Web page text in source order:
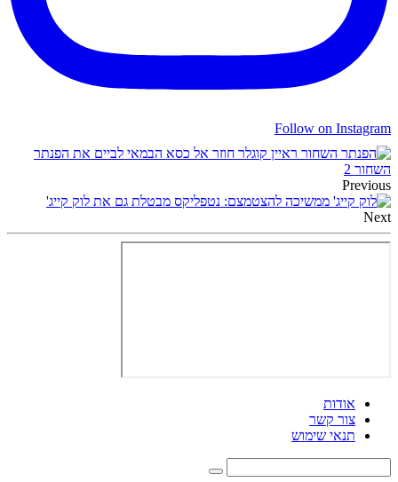
Follow on Instagram
ראיין קוגלר חוזר אל כסא הבמאי לביים את הפנתר
השחור 2
Previous
ממשיכה להצטמצם: נטפליקס מבטלת גם את לוק קייג'
Next
אודות
צור קשר
תנאי שימוש